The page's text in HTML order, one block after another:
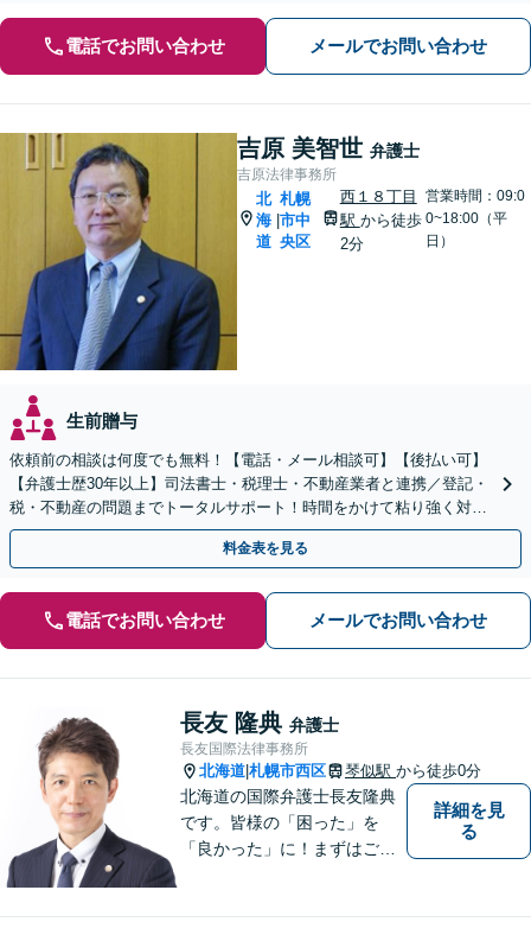
電話でお問い合わせ メールでお問い合わせ
吉原 美智世 弁護士
吉原法律事務所
北
海
道
|
札幌
市中
央区
西１８丁目
駅 から徒歩
2分
営業時間：09:0
0~18:00（平
日）
生前贈与
依頼前の相談は何度でも無料！【電話・メール相談可】【後払い可】
【弁護士歴30年以上】司法書士・税理士・不動産業者と連携／登記・
税・不動産の問題までトータルサポート！時間をかけて粘り強く対応
し、円満な解決を目指します【西18丁目駅3分】
料金表を見る
電話でお問い合わせ メールでお問い合わせ
長友 隆典 弁護士
長友国際法律事務所
北海道 札幌市西区 琴似駅 から徒歩0分
北海道の国際弁護士長友隆典
です。皆様の「困った」を
「良かった」に！まずはご相
詳細を見
る